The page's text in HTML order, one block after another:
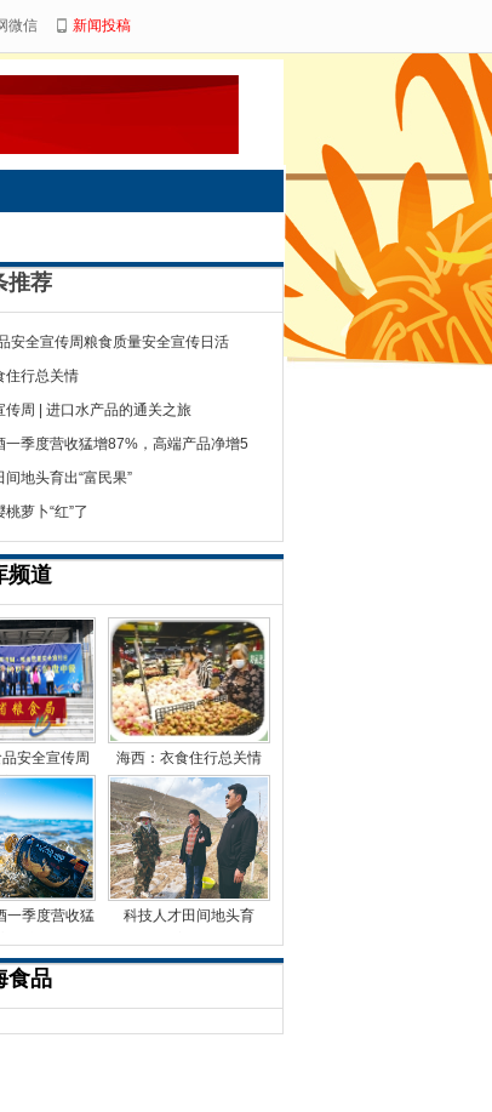
微信 新闻投稿
推荐
安全宣传周粮食质量安全宣传日活
住行总关情
传周 | 进口水产品的通关之旅
一季度营收猛增87%，高端产品净增5
地头育出“富民果”
萝卜“红”了
频道
安全宣传周
全宣传日活
海西：衣食住行总关情
一季度营收猛
科技人才田间地头育
食品